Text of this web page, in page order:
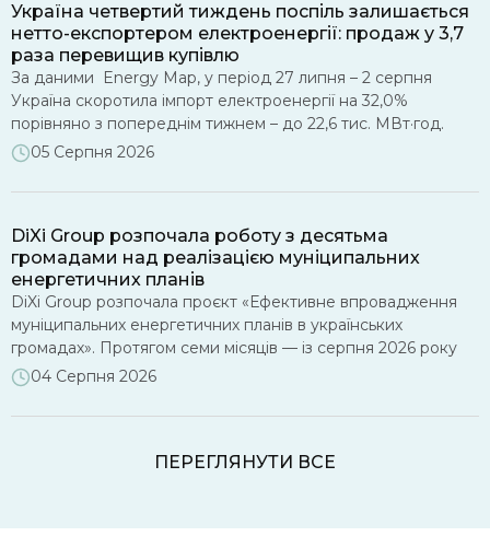
фінансування вже у 2026 році в межах […]
Україна четвертий тиждень поспіль залишається
нетто-експортером електроенергії: продаж у 3,7
раза перевищив купівлю
За даними Energy Map, у період 27 липня – 2 серпня
Україна скоротила імпорт електроенергії на 32,0%
порівняно з попереднім тижнем – до 22,6 тис. МВт·год.
Водночас експорт зріс на 49,6% – до 84,2 тис. МВт·год.
статус нетто-експортера: обсяг поставок електроенергії
05 Серпня 2026
DiXi Group розпочала роботу з десятьма
громадами над реалізацією муніципальних
енергетичних планів
DiXi Group розпочала проєкт «Ефективне впровадження
муніципальних енергетичних планів в українських
громадах». Протягом семи місяців — із серпня 2026 року
до лютого 2027 року — команда допомагатиме десятьом
муніципальних енергетичних планів (МЕП): аналізуватиме
надаватиме індивідуальні консультації. Офіційним стартом
04 Серпня 2026
ПЕРЕГЛЯНУТИ ВСЕ